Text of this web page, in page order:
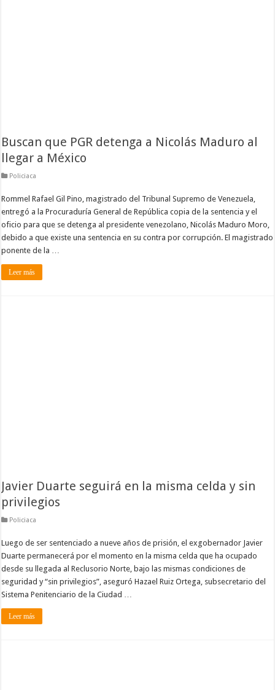
Buscan que PGR detenga a Nicolás Maduro al
llegar a México
Policiaca
Rommel Rafael Gil Pino, magistrado del Tribunal Supremo de Venezuela,
entregó a la Procuraduría General de República copia de la sentencia y el
oficio para que se detenga al presidente venezolano, Nicolás Maduro Moro,
debido a que existe una sentencia en su contra por corrupción. El magistrado
ponente de la …
Leer más
Javier Duarte seguirá en la misma celda y sin
privilegios
Policiaca
Luego de ser sentenciado a nueve años de prisión, el exgobernador Javier
Duarte permanecerá por el momento en la misma celda que ha ocupado
desde su llegada al Reclusorio Norte, bajo las mismas condiciones de
seguridad y “sin privilegios”, aseguró Hazael Ruiz Ortega, subsecretario del
Sistema Penitenciario de la Ciudad …
Leer más